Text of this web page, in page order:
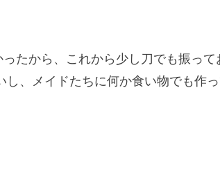
たから、これから少し刀でも振っ
、メイドたちに何か食い物でも作